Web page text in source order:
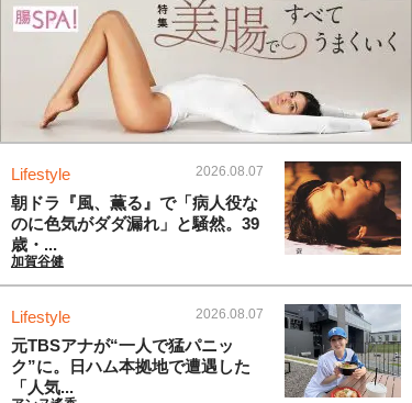
Lifestyle 2026.08.07
朝ドラ『風、薫る』で「病人役な
のに色気がダダ漏れ」と騒然。39
歳・...
加賀谷健
Lifestyle 2026.08.07
元TBSアナが“一人で猛パニッ
ク”に。日ハム本拠地で遭遇した
「人気...